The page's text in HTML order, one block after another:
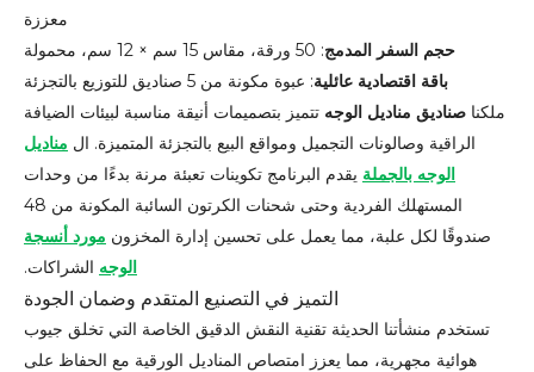
معززة
حجم السفر المدمج: 50 ورقة، مقاس 15 سم × 12 سم، محمولة
باقة اقتصادية عائلية: عبوة مكونة من 5 صناديق للتوزيع بالتجزئة
ملكنا صناديق مناديل الوجه تتميز بتصميمات أنيقة مناسبة لبيئات الضيافة
الراقية وصالونات التجميل ومواقع البيع بالتجزئة المتميزة. ال مناديل
الوجه بالجملة يقدم البرنامج تكوينات تعبئة مرنة بدءًا من وحدات
المستهلك الفردية وحتى شحنات الكرتون السائبة المكونة من 48
صندوقًا لكل علبة، مما يعمل على تحسين إدارة المخزون مورد أنسجة
الوجه الشراكات.
التميز في التصنيع المتقدم وضمان الجودة
تستخدم منشأتنا الحديثة تقنية النقش الدقيق الخاصة التي تخلق جيوب
هوائية مجهرية، مما يعزز امتصاص المناديل الورقية مع الحفاظ على